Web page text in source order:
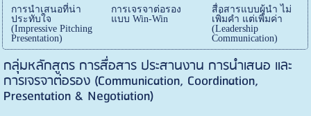
การนำเสนอที่น่า
ประทับใจ
(Impressive Pitching
Presentation)
การเจรจาต่อรอง
แบบ Win-Win
สื่อสารแบบผู้นำ ไม่
เพิ่มคำ แต่เพิ่มค่า
(Leadership
Communication)
กลุ่มหลักสูตร การสื่อสาร ประสานงาน การนำเสนอ และ
การเจรจาต่อรอง (Communication, Coordination,
Presentation & Negotiation)